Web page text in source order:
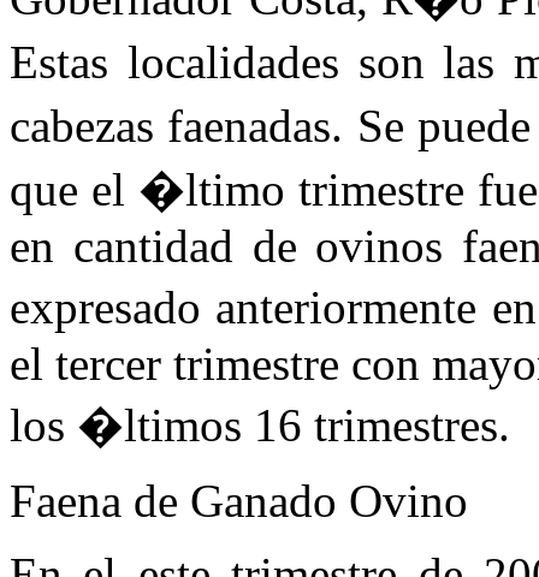
Estas localidades son
cabezas faenadas. Se
que el �ltimo trimestre
en cantidad de ovinos
expresado anteriormente
el tercer trimestre con
los �ltimos 16 trimestres.
Faena de Ganado Ovino